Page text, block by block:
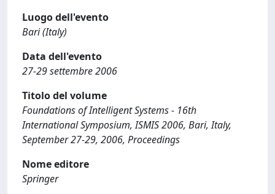
Luogo dell'evento
Bari (Italy)
Data dell'evento
27-29 settembre 2006
Titolo del volume
Foundations of Intelligent Systems - 16th
International Symposium, ISMIS 2006, Bari, Italy,
September 27-29, 2006, Proceedings
Nome editore
Springer